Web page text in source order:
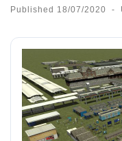
Published 18/07/2020 -